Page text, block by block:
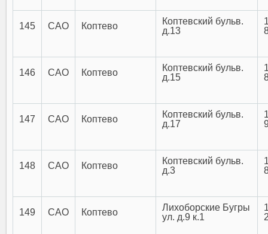
145 САО Коптево
Коптевский бульв.
д.13
146 САО Коптево
Коптевский бульв.
д.15
147 САО Коптево
Коптевский бульв.
д.17
148 САО Коптево
Коптевский бульв.
д.3
149 САО Коптево
Лихоборские Бугры
ул. д.9 к.1